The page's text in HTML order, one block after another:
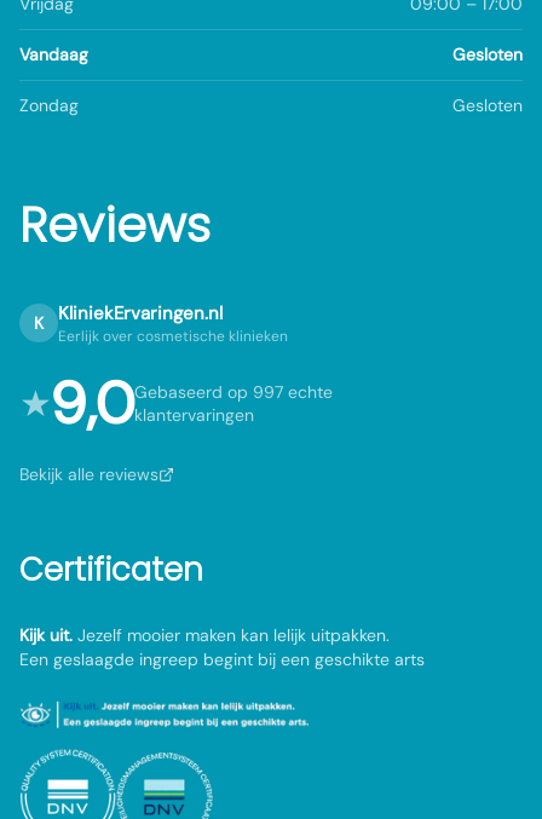
Vandaag Gesloten
Zondag Gesloten
Reviews
K KliniekErvaringen.nl
Eerlijk over cosmetische klinieken
★9,0Gebaseerd op 997 echte
klantervaringen
Bekijk alle reviews
Certificaten
Kijk uit. Jezelf mooier maken kan lelijk uitpakken.
Een geslaagde ingreep begint bij een geschikte arts